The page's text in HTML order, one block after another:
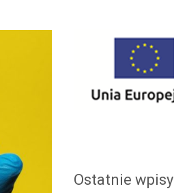
Ostatnie wpisy